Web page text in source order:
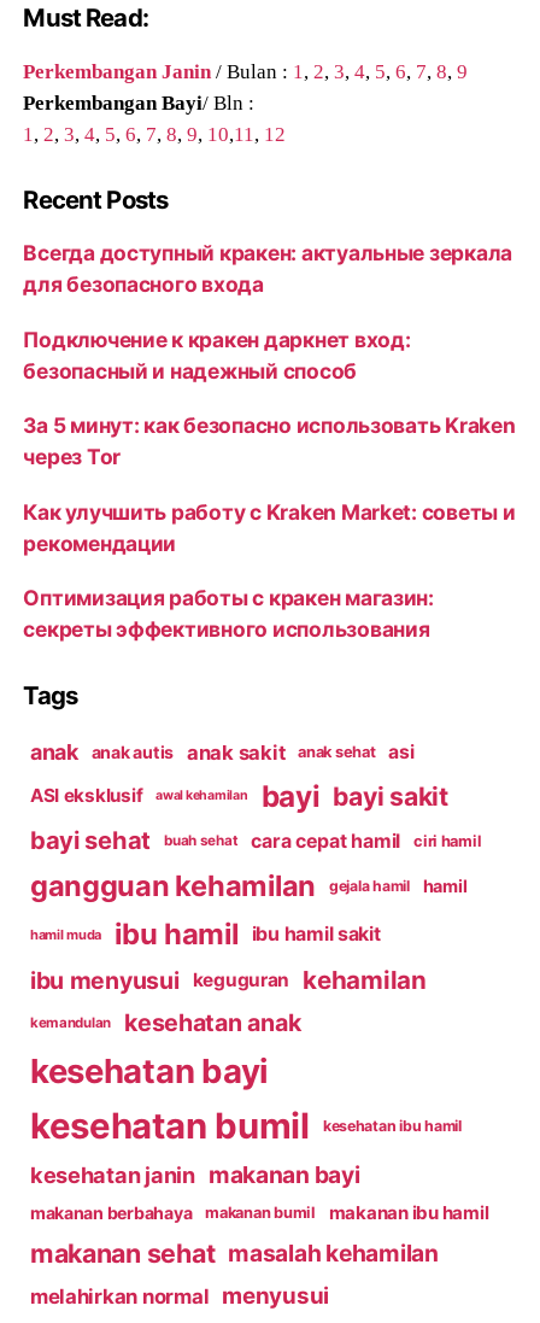
Must Read:
Perkembangan Janin/ Bulan : 1,2,3,4, 5,6, 7,8,9
Perkembangan Bayi/ Bln :
1,2,3,4, 5,6, 7,8,9, 10,11, 12
Recent Posts
Всегда доступный кракен: актуальные зеркала
для безопасного входа
Подключение к кракен даркнет вход:
безопасный и надежный способ
За 5 минут: как безопасно использовать Kraken
через Tor
Как улучшить работу с Kraken Market: советы и
рекомендации
Оптимизация работы с кракен магазин:
секреты эффективного использования
Tags
anak anak autis anak sakit anak sehat
asi
ASI eksklusif
awal kehamilan bayi bayi sakit
bayi sehat buah sehat cara cepat hamil ciri hamil
gangguan kehamilan gejala hamil hamil
hamil muda ibu hamil ibu hamil sakit
ibu menyusui keguguran kehamilan
kemandulan kesehatan anak
kesehatan bayi
kesehatan bumil kesehatan ibu hamil
kesehatan janin makanan bayi
makanan berbahaya makanan bumil makanan ibu hamil
makanan sehat masalah kehamilan
melahirkan normal menyusui